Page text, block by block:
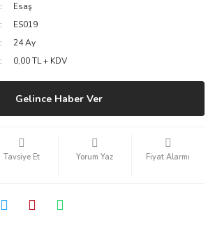
Esaş
ES019
24 Ay
0,00 TL + KDV
Gelince Haber Ver
Tavsiye Et Yorum Yaz Fiyat Alarmı